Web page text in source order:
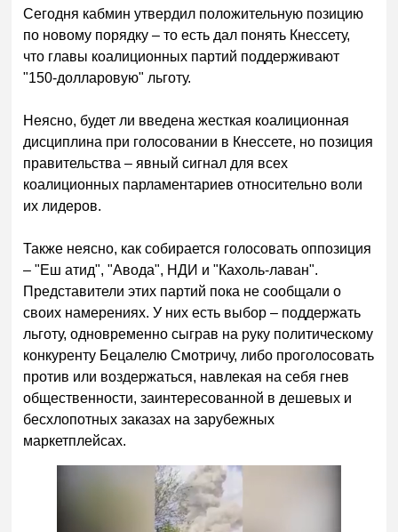
Сегодня кабмин утвердил положительную позицию
по новому порядку – то есть дал понять Кнессету,
что главы коалиционных партий поддерживают
"150-долларовую" льготу.
Неясно, будет ли введена жесткая коалиционная
дисциплина при голосовании в Кнессете, но позиция
правительства – явный сигнал для всех
коалиционных парламентариев относительно воли
их лидеров.
Также неясно, как собирается голосовать оппозиция
– "Еш атид", "Авода", НДИ и "Кахоль-лаван".
Представители этих партий пока не сообщали о
своих намерениях. У них есть выбор – поддержать
льготу, одновременно сыграв на руку политическому
конкуренту Бецалелю Смотричу, либо проголосовать
против или воздержаться, навлекая на себя гнев
общественности, заинтересованной в дешевых и
бесхлопотных заказах на зарубежных
маркетплейсах.